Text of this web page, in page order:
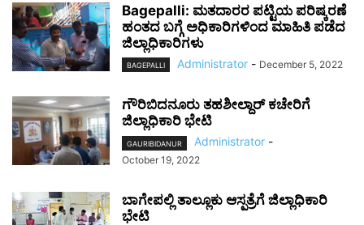
Bagepalli: ಮತದಾರರ ಪಟ್ಟಿಯ ಪರಿಷ್ಕರಣೆ
ಹಂತದ ಬಗ್ಗೆ ಅಧಿಕಾರಿಗಳಿಂದ ಮಾಹಿತಿ ಪಡೆದ
ಜಿಲ್ಲಾಧಿಕಾರಿಗಳು
BAGEPALLI Administrator - December 5, 2022
ಗೌರಿಬಿದನೂರು ತಹಶೀಲ್ದಾರ್ ಕಚೇರಿಗೆ
ಜಿಲ್ಲಾಧಿಕಾರಿ ಭೇಟಿ
GAURIBIDANUR Administrator -
October 19, 2022
ಬಾಗೇಪಲ್ಲಿ ತಾಲ್ಲೂಕು ಆಸ್ಪತ್ರೆಗೆ ಜಿಲ್ಲಾಧಿಕಾರಿ
ಭೇಟಿ